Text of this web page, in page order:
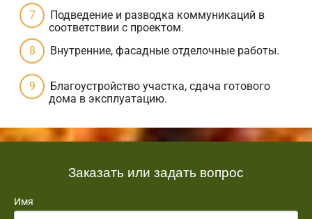
Подведение и разводка коммуникаций в
соответствии с проектом.
Внутренние, фасадные отделочные работы.
Благоустройство участка, сдача готового
дома в эксплуатацию.
Заказать или задать вопрос
Имя